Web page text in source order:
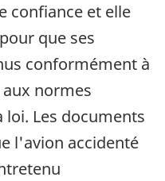
confiance et elle
que ses
conformément à
normes
Les documents
l'avion accidenté